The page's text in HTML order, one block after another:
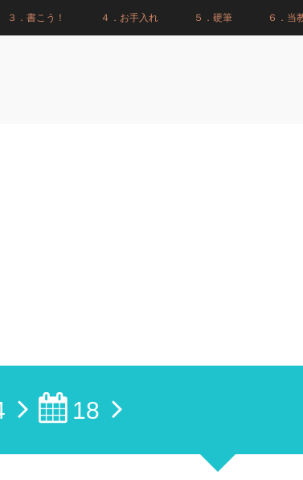
３．書こう！ ４．お手入れ ５．硬筆 ６．当
18